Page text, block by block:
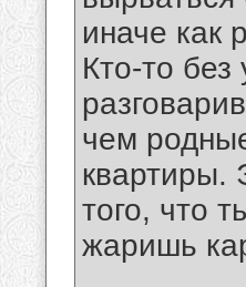
иначе как
Кто-то
чем
квартиры.
того, что
жаришь